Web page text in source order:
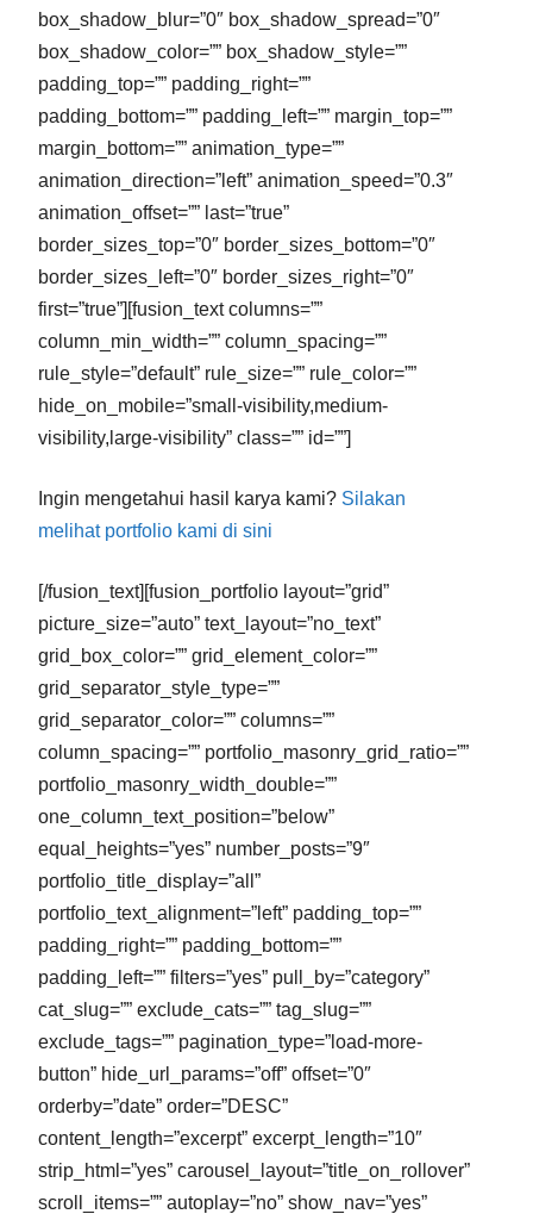
box_shadow_blur=”0″ box_shadow_spread=”0″
box_shadow_color=”” box_shadow_style=””
padding_top=”” padding_right=””
padding_bottom=”” padding_left=”” margin_top=””
margin_bottom=”” animation_type=””
animation_direction=”left” animation_speed=”0.3″
animation_offset=”” last=”true”
border_sizes_top=”0″ border_sizes_bottom=”0″
border_sizes_left=”0″ border_sizes_right=”0″
first=”true”][fusion_text columns=””
column_min_width=”” column_spacing=””
rule_style=”default” rule_size=”” rule_color=””
hide_on_mobile=”small-visibility,medium-
visibility,large-visibility” class=”” id=””]
Ingin mengetahui hasil karya kami? Silakan
melihat portfolio kami di sini
[/fusion_text][fusion_portfolio layout=”grid”
picture_size=”auto” text_layout=”no_text”
grid_box_color=”” grid_element_color=””
grid_separator_style_type=””
grid_separator_color=”” columns=””
column_spacing=”” portfolio_masonry_grid_ratio=””
portfolio_masonry_width_double=””
one_column_text_position=”below”
equal_heights=”yes” number_posts=”9″
portfolio_title_display=”all”
portfolio_text_alignment=”left” padding_top=””
padding_right=”” padding_bottom=””
padding_left=”” filters=”yes” pull_by=”category”
cat_slug=”” exclude_cats=”” tag_slug=””
exclude_tags=”” pagination_type=”load-more-
button” hide_url_params=”off” offset=”0″
orderby=”date” order=”DESC”
content_length=”excerpt” excerpt_length=”10″
strip_html=”yes” carousel_layout=”title_on_rollover”
scroll_items=”” autoplay=”no” show_nav=”yes”